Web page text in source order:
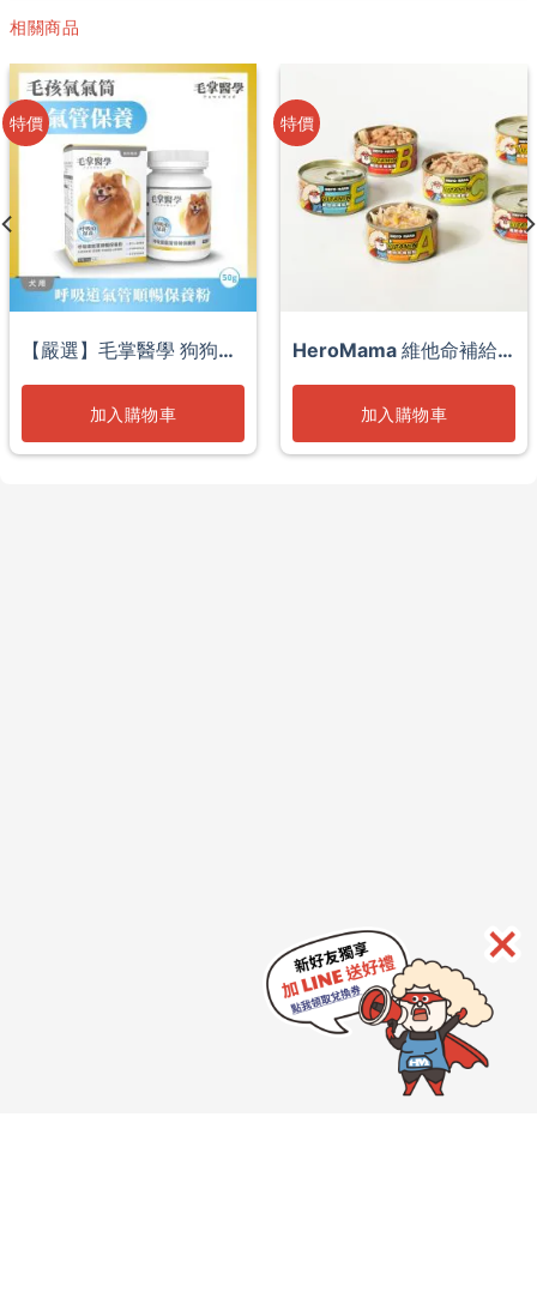
相關商品
特價
【嚴選】毛掌醫學 狗狗呼
吸道氣管順暢保養粉
加入購物車
特價
HeroMama 維他命補給
加入購物車